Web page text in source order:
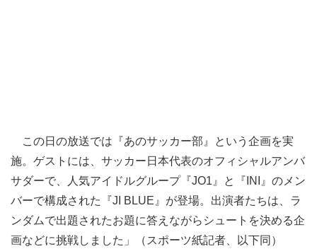
この日の放送では『あのサッカー部』という企画を実
施。ゲストには、サッカー日本代表のオフィシャルアンバ
サダーで、人気アイドルグループ『JO1』と『INI』のメン
バーで構成された『JI BLUE』が登場。出演者たちは、ラ
ンダムで出題されたお題に答えながらシュートを決める企
画などに挑戦しました」（スポーツ紙記者、以下同）